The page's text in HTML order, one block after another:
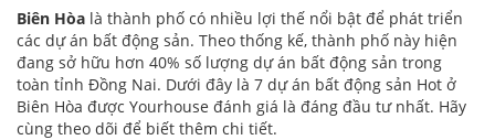
Biên Hòa là thành phố có nhiều lợi thế nổi bật để phát triển
các dự án bất động sản. Theo thống kế, thành phố này hiện
đang sở hữu hơn 40% số lượng dự án bất động sản trong
toàn tỉnh Đồng Nai. Dưới đây là 7 dự án bất động sản Hot ở
Biên Hòa được Yourhouse đánh giá là đáng đầu tư nhất. Hãy
cùng theo dõi để biết thêm chi tiết.